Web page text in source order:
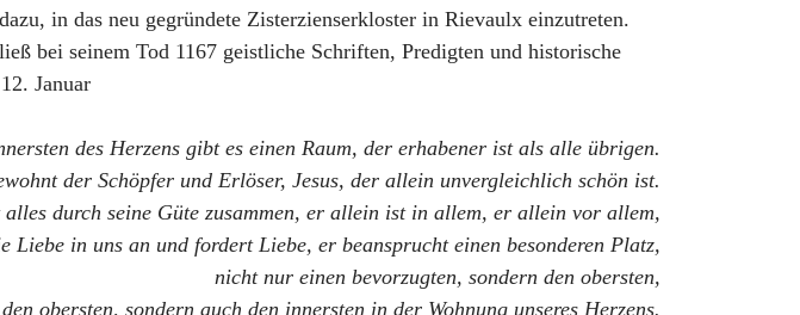
in das neu gegründete Zisterzienserkloster in Rievaulx einzutreten.
bei seinem Tod 1167 geistliche Schriften, Predigten und historische
Januar
des Herzens gibt es einen Raum, der erhabener ist als alle übrigen.
der Schöpfer und Erlöser, Jesus, der allein unvergleichlich schön ist.
durch seine Güte zusammen, er allein ist in allem, er allein vor allem,
Liebe in uns an und fordert Liebe, er beansprucht einen besonderen Platz,
nicht nur einen bevorzugten, sondern den obersten,
obersten, sondern auch den innersten in der Wohnung unseres Herzens.